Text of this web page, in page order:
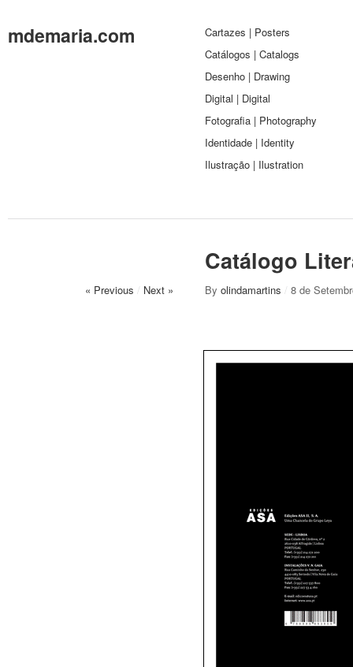
mdemaria.com
Cartazes | Posters
Catálogos | Catalogs
Desenho | Drawing
Digital | Digital
Fotografia | Photography
Identidade | Identity
Ilustração | Ilustration
Catálogo
« Previous / Next » By olindamartins / 8 de